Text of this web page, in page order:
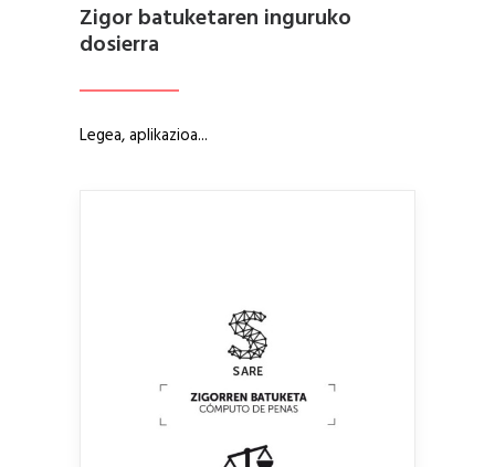
Zigor batuketaren inguruko
dosierra
Legea, aplikazioa...